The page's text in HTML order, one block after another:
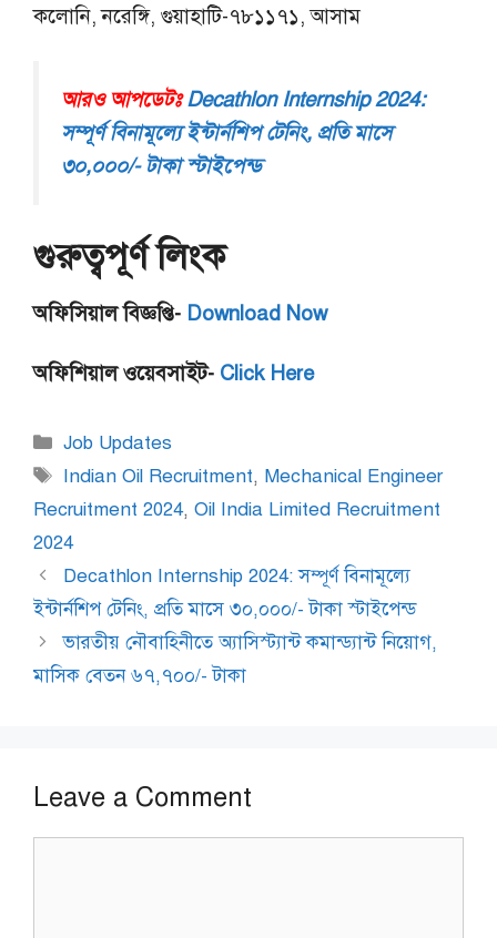
কলোনি, নরেঙ্গি, গুয়াহাটি-৭৮১১৭১, আসাম
আরও আপডেটঃDecathlon Internship 2024:
সম্পূর্ণ বিনামূল্যে ইন্টার্নশিপ টেনিং, প্রতি মাসে
৩০,০০০/- টাকা স্টাইপেন্ড
গুরুত্বপূর্ণ লিংক
অফিসিয়াল বিজ্ঞপ্তি- Download Now
অফিশিয়াল ওয়েবসাইট- Click Here
Categories
Job Updates
Tags
Indian Oil Recruitment, Mechanical Engineer
Recruitment 2024, Oil India Limited Recruitment
2024
Decathlon Internship 2024: সম্পূর্ণ বিনামূল্যে
ইন্টার্নশিপ টেনিং, প্রতি মাসে ৩০,০০০/- টাকা স্টাইপেন্ড
ভারতীয় নৌবাহিনীতে অ্যাসিস্ট্যান্ট কমান্ড্যান্ট নিয়োগ,
মাসিক বেতন ৬৭,৭০০/- টাকা
Leave a Comment